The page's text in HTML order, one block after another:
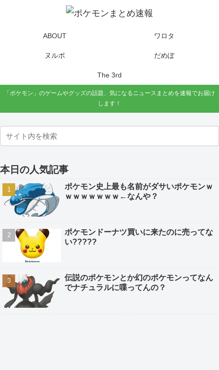
ABOUT ワロタ
ヌルポ だめぽ
The 3rd
「ポケモン」のゲームやグッズの話題、気になるニュースまとめを速報でお届け
します！
本日の人気記事
ポケモン史上最も名前がダサいポケモンｗ
ｗｗｗｗｗｗｗ←なんや？
ポケモンドーナツ買いに来たのに売ってな
い?????
伝説のポケモンとか幻のポケモンってなん
でナチュラルに喋ってんの？